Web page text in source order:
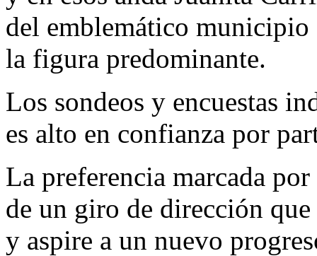
del emblemático municipio
la figura predominante.
Los sondeos y encuestas
es alto en confianza por
La preferencia marcada
de un giro de dirección que
y aspire a un nuevo